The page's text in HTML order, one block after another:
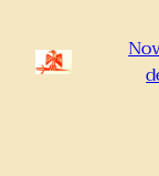
contenido